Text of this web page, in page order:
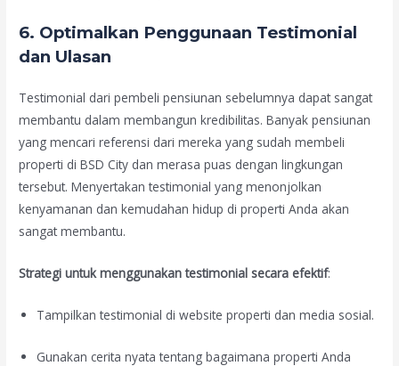
6. Optimalkan Penggunaan Testimonial
dan Ulasan
Testimonial dari pembeli pensiunan sebelumnya dapat sangat
membantu dalam membangun kredibilitas. Banyak pensiunan
yang mencari referensi dari mereka yang sudah membeli
properti di BSD City dan merasa puas dengan lingkungan
tersebut. Menyertakan testimonial yang menonjolkan
kenyamanan dan kemudahan hidup di properti Anda akan
sangat membantu.
Strategi untuk menggunakan testimonial secara efektif:
Tampilkan testimonial di website properti dan media sosial.
Gunakan cerita nyata tentang bagaimana properti Anda